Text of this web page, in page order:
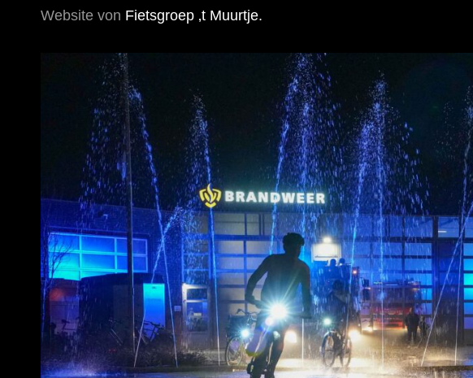
Website von Fietsgroep ‚t Muurtje.